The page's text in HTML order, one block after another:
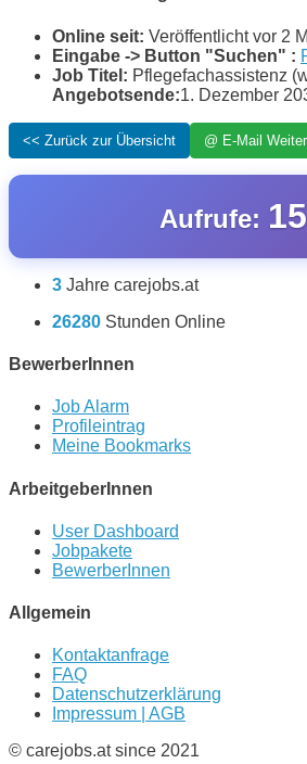
Online seit: Veröffentlicht vor 2
Eingabe -> Button "Suchen" :
Job Titel: Pflegefachassistenz
Angebotsende:1. Dezember
Aufrufe:
3 Jahre carejobs.at
26280 Stunden Online
BewerberInnen
Job Alarm
Profileintrag
Meine Bookmarks
ArbeitgeberInnen
User Dashboard
Jobpakete
BewerberInnen
Allgemein
Kontaktanfrage
FAQ
Datenschutzerklärung
Impressum | AGB
© carejobs.at since 2021